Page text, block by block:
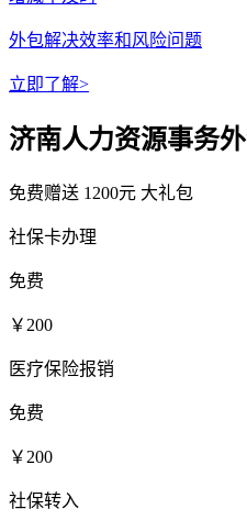
外包解决效率和风险问题
立即了解>
济南人力资源事务
免费赠送 1200元 大礼包
社保卡办理
免费
￥200
医疗保险报销
免费
￥200
社保转入